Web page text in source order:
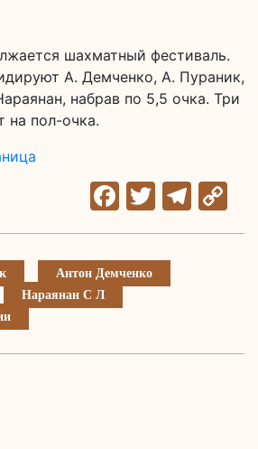
шахматный фестиваль.
А. Демченко, А. Пураник,
набрав по 5,5 очка. Три
на пол-очка.
Facebook
Twitter
Антон Демченко
Нараянан С Л